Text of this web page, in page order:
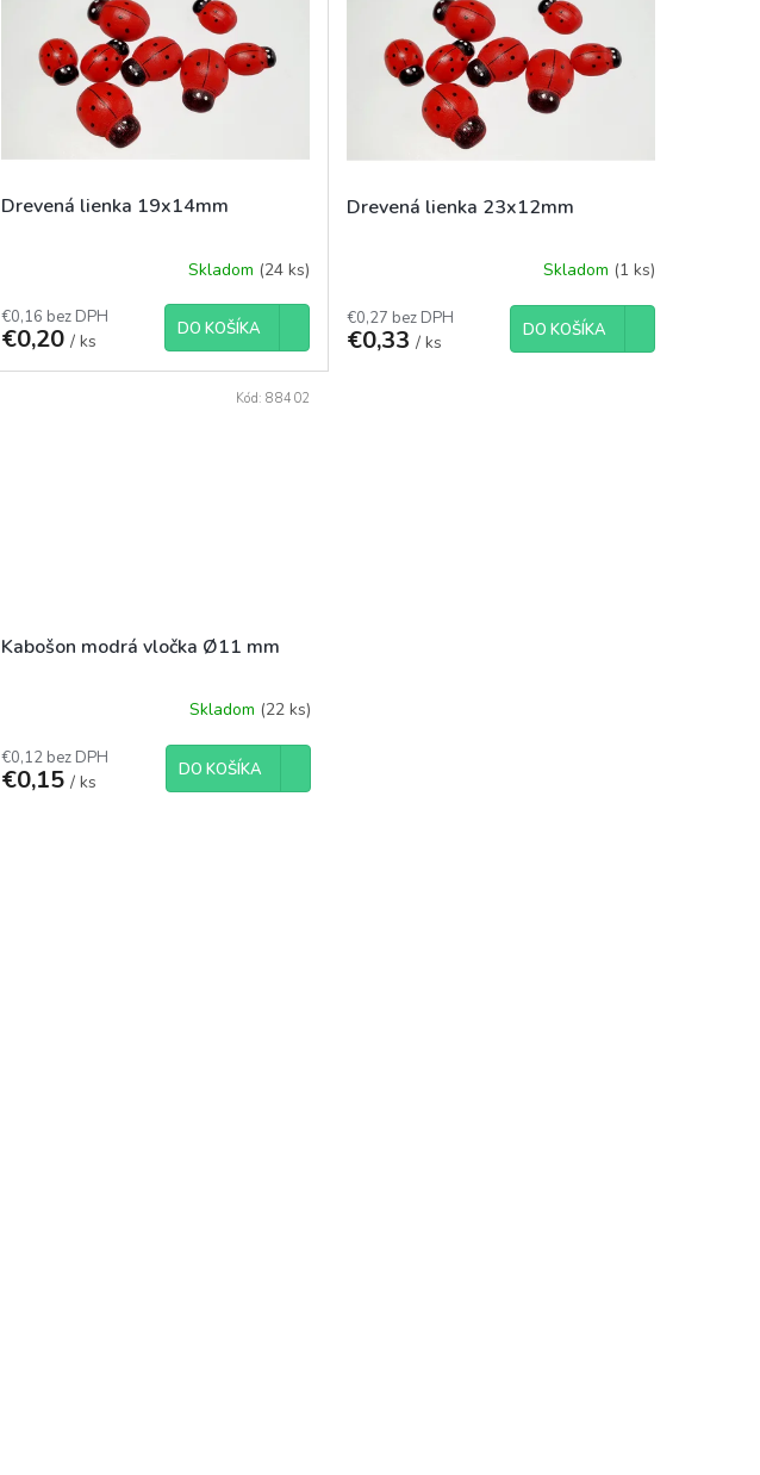
Drevená lienka 19x14mm
Skladom (24 ks)
€0,16 bez DPH
€0,20/ ks
DO KOŠÍKA
Drevená lienka 23x12mm
Skladom (1 ks)
€0,27 bez DPH
€0,33 / ks
DO KOŠÍKA
Kabošon modrá vločka Ø11 mm
Skladom (22 ks)
€0,12 bez DPH
€0,15/ ks
DO KOŠÍKA
Kód:88402